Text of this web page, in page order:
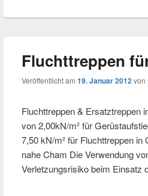
Fluchttreppen
Veröffentlicht am 19. Januar 2012von
Fluchttreppen & Ersatztreppen
von 2,00kN/m² für
7,50 kN/m² für Fluchttreppen
nahe Cham Die Verwendung
Verletzungsrisiko beim Einsatz